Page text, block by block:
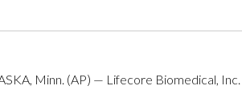
Minn. (AP) — Lifecore Biomedical,